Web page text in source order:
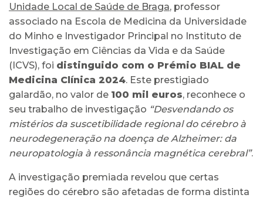
Unidade Local de Saúde de Braga, professor
associado na Escola de Medicina da Universidade
do Minho e Investigador Principal no Instituto de
Investigação em Ciências da Vida e da Saúde
(ICVS), foi distinguido com o Prémio BIAL de
Medicina Clínica 2024. Este prestigiado
galardão, no valor de 100 mil euros, reconhece o
seu trabalho de investigação “Desvendando os
mistérios da suscetibilidade regional do cérebro à
neurodegeneração na doença de Alzheimer: da
neuropatologia à ressonância magnética cerebral”.
A investigação premiada revelou que certas
regiões do cérebro são afetadas de forma distinta